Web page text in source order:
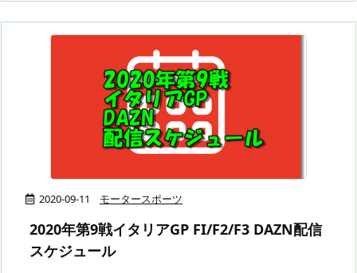
2020-09-11 モータースポーツ
2020年第9戦イタリアGP FI/F2/F3 DAZN配信
スケジュール